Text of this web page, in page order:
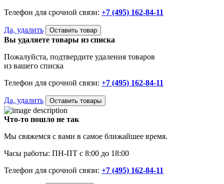
Телефон для срочной связи: +7 (495) 162-84-11
Да, удалить Оставить товар
Вы удаляете товары из списка
Пожалуйста, подтвердите удаления товаров
из вашего списка
Телефон для срочной связи: +7 (495) 162-84-11
Да, удалить Оставить товары
Что-то пошло не так
Мы свяжемся с вами в самое ближайшее время.
Часы работы: ПН-ПТ с 8:00 до 18:00
Телефон для срочной связи: +7 (495) 162-84-11